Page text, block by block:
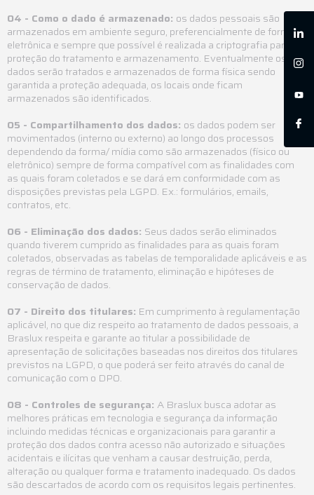
04 - Como o dado é armazenado: os dados pessoais são
armazenados em ambiente seguro, preferencialmente de forma
eletrônica e sempre que possível é realizada a criptografia para
proteção do tratamento e armazenamento. Eventualmente os
dados serão tratados e armazenados de forma física sendo
garantida a proteção adequada, os locais onde ficam
armazenados são identificados.
05 - Compartilhamento dos dados: os dados podem ser
movimentados (interno ou externo) ao longo dos processos
dependendo da forma/ mídia como são armazenados (físico ou
eletrônico) sempre de forma compatível com as finalidades com
as quais foram coletados e se dará em conformidade com as
disposições previstas pela LGPD. Ex.: formulários, emails,
contratos, etc.
06 - Eliminação dos dados: Seus dados serão eliminados
quando tiverem cumprido as finalidades para as quais foram
coletados, observadas as tabelas de temporalidade aplicáveis e as
regras de término de tratamento, eliminação e hipóteses de
conservação de dados.
07 - Direito dos titulares: Em cumprimento à regulamentação
aplicável, no que diz respeito ao tratamento de dados pessoais, a
Braslux respeita e garante ao titular a possibilidade de
apresentação de solicitações baseadas nos direitos dos titulares
previstos na LGPD, o que poderá ser feito através do canal de
comunicação com o DPO.
08 - Controles de segurança: A Braslux busca adotar as
melhores práticas em tecnologia e segurança da informação
incluindo medidas técnicas e organizacionais para garantir a
proteção dos dados contra acesso não autorizado e situações
acidentais e ilícitas que venham a causar destruição, perda,
alteração ou qualquer forma e tratamento inadequado. Os dados
são descartados de acordo com os requisitos legais pertinentes.